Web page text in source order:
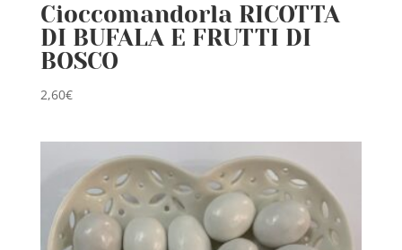
Cioccomandorla RICOTTA
DI BUFALA E FRUTTI DI
BOSCO
2,60€